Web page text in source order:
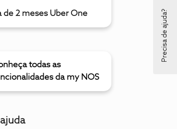
de 2 meses Uber One
todas as
da my NOS
Precisa de ajuda?